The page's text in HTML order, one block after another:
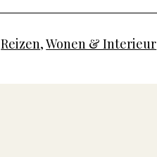
Reizen,Wonen & Interieur